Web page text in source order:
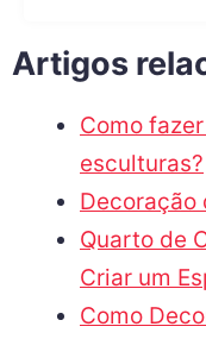
Artigos
Como
esculturas?
Decoração
Quarto de
Criar um
Como